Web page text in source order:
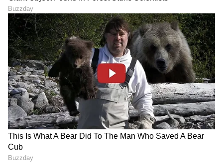
ಕನ್ನಡ ಸಿನಿಮಾ (
ಕಾರ್ಯಕ್ರಮಗಳು (Kannada TV Shows), ಸೆಲೆಬ್ರಿಟಿ
ಸುದ್ದಿಗಳು ಮತ್ತು ಇತ್ತೀಚಿನ ಸುದ್ದಿಗಳಿಗಾಗಿ ಏಷ್ಯಾನೆಟ್
ಸುವರ್ಣ ನ್ಯೂಸ್‌ನಲ್ಲಿ ಮನರಂಜನಾ ವಿಭಾಗ ನೋಡಿ.
ಸಿನಿಮಾ ವಿಮರ್ಶೆಗಳು ( Kannada Movies Review),
ತಾರೆಯರ ಸಂದರ್ಶನಗಳು, ಧಾರಾವಾಹಿ ಅಪ್‌ಡೇಟ್ಸ್‌,
ತೆರೆಮರೆಯ ಕಥೆಗಳು, OTT ರಿಲೀಸ್‌ಗಳ ಬಗ್ಗೆ
ಮಾಹಿತಿಯೂ ಇಲ್ಲಿದೆ.